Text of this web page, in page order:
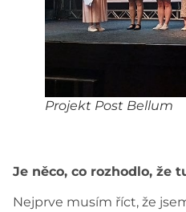
Projekt Post Bellum
Je něco, co rozhodlo, že
Nejprve musím říct, že